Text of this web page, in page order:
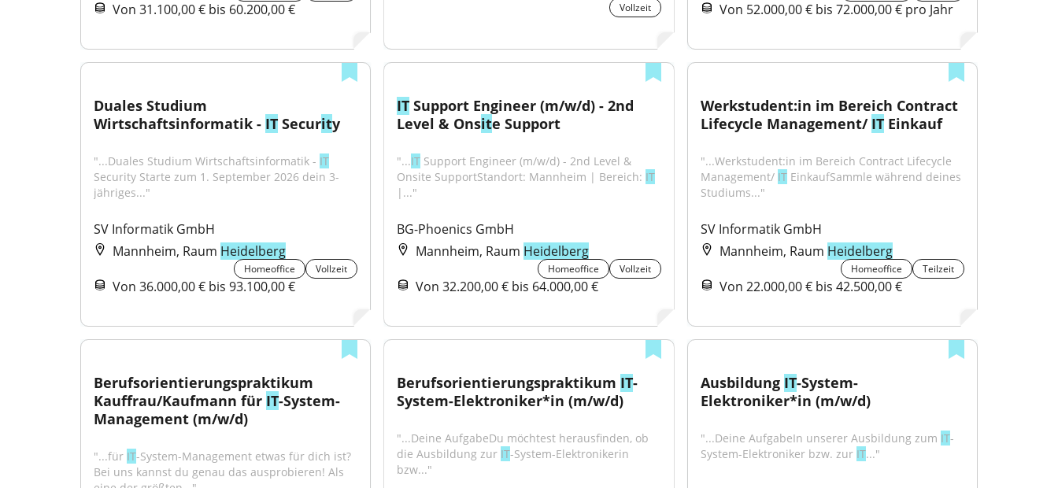
Von 31.100,00 € bis 60.200,00 € Vollzeit Von 52.000,00 € bis 72.000,00 € pro Jahr
Duales Studium
Wirtschaftsinformatik - IT Security
"...Duales Studium Wirtschaftsinformatik - IT
Security Starte zum 1. September 2026 dein 3-
jähriges..."
SV Informatik GmbH
Mannheim, Raum Heidelberg
Homeoffice Vollzeit
Von 36.000,00 € bis 93.100,00 €
IT Support Engineer (m/w/d) - 2nd
Level & Onsite Support
"...IT Support Engineer (m/w/d) - 2nd Level &
Onsite SupportStandort: Mannheim | Bereich: IT
|..."
BG-Phoenics GmbH
Mannheim, Raum Heidelberg
Homeoffice Vollzeit
Von 32.200,00 € bis 64.000,00 €
Werkstudent:in im Bereich Contract
Lifecycle Management/ IT Einkauf
"...Werkstudent:in im Bereich Contract Lifecycle
Management/ IT EinkaufSammle während deines
Studiums..."
SV Informatik GmbH
Mannheim, Raum Heidelberg
Homeoffice Teilzeit
Von 22.000,00 € bis 42.500,00 €
Berufsorientierungspraktikum
Kauffrau/Kaufmann für IT-System-
Management (m/w/d)
"...für IT-System-Management etwas für dich ist?
Bei uns kannst du genau das ausprobieren! Als
Berufsorientierungspraktikum IT-
System-Elektroniker*in (m/w/d)
"...Deine AufgabeDu möchtest herausfinden, ob
die Ausbildung zur IT-System-Elektronikerin
bzw..."
Ausbildung IT-System-
Elektroniker*in (m/w/d)
"...Deine AufgabeIn unserer Ausbildung zum IT-
System-Elektroniker bzw. zur IT..."